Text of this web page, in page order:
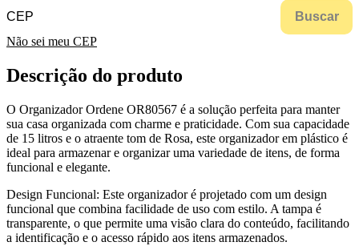
Buscar
Não sei meu CEP
Descrição do produto
O Organizador Ordene OR80567 é a solução perfeita para manter
sua casa organizada com charme e praticidade. Com sua capacidade
de 15 litros e o atraente tom de Rosa, este organizador em plástico é
ideal para armazenar e organizar uma variedade de itens, de forma
funcional e elegante.
Design Funcional: Este organizador é projetado com um design
funcional que combina facilidade de uso com estilo. A tampa é
transparente, o que permite uma visão clara do conteúdo, facilitando
a identificação e o acesso rápido aos itens armazenados.